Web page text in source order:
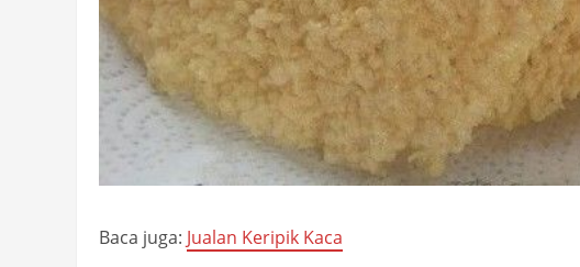
Baca juga: Jualan Keripik Kaca